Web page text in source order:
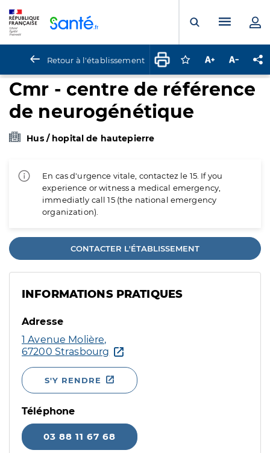
Ouvrir laMenu
Retour à l'établissement Connectez-vous
Augmenter la
Cmr - centre de référence
de neurogénétique
Hus / hopital de hautepierre
En cas d'urgence vitale, contactez le 15. If you
experience or witness a medical emergency,
immediatly call 15 (the national emergency
organization).
CONTACTER L'ÉTABLISSEMENT
INFORMATIONS PRATIQUES
Adresse
1 Avenue Molière,
67200 Strasbourg
S'Y RENDRE
Téléphone
03 88 11 67 68